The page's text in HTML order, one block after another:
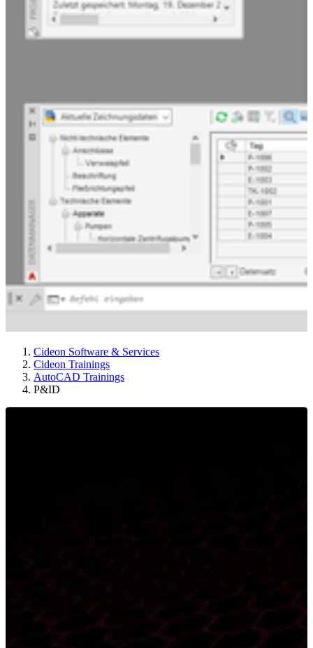
Cideon Software & Services
Cideon Trainings
AutoCAD Trainings
P&ID